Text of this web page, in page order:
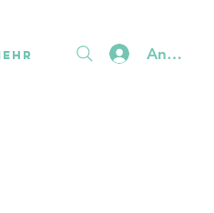
Anmelden